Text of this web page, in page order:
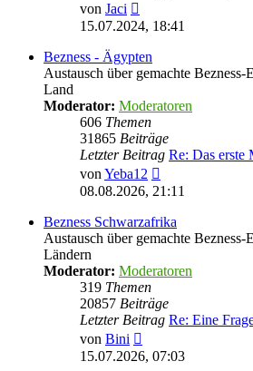
von Jaci
Beitrag
15.07.2024, 18:41
Bezness - Ägypten
Austausch über gemachte
Land
Moderator: Moderatoren
606 Themen
31865 Beiträge
Letzter Beitrag Re: Das erste
von Yeba12
Beitrag
08.08.2026, 21:11
Bezness Schwarzafrika
Austausch über gemachte Bezness-
Ländern
Moderator: Moderatoren
319 Themen
20857 Beiträge
Letzter Beitrag Re: Eine
von Bini
Beitrag
15.07.2026, 07:03